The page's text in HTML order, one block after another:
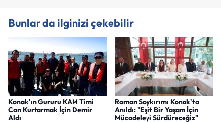
Bunlar da ilginizi çekebilir
Konak'ın Gururu KAM Timi
Can Kurtarmak İçin Demir
Aldı
Roman Soykırımı Konak'ta
Anıldı: "Eşit Bir Yaşam İçin
Mücadeleyi Sürdüreceğiz"